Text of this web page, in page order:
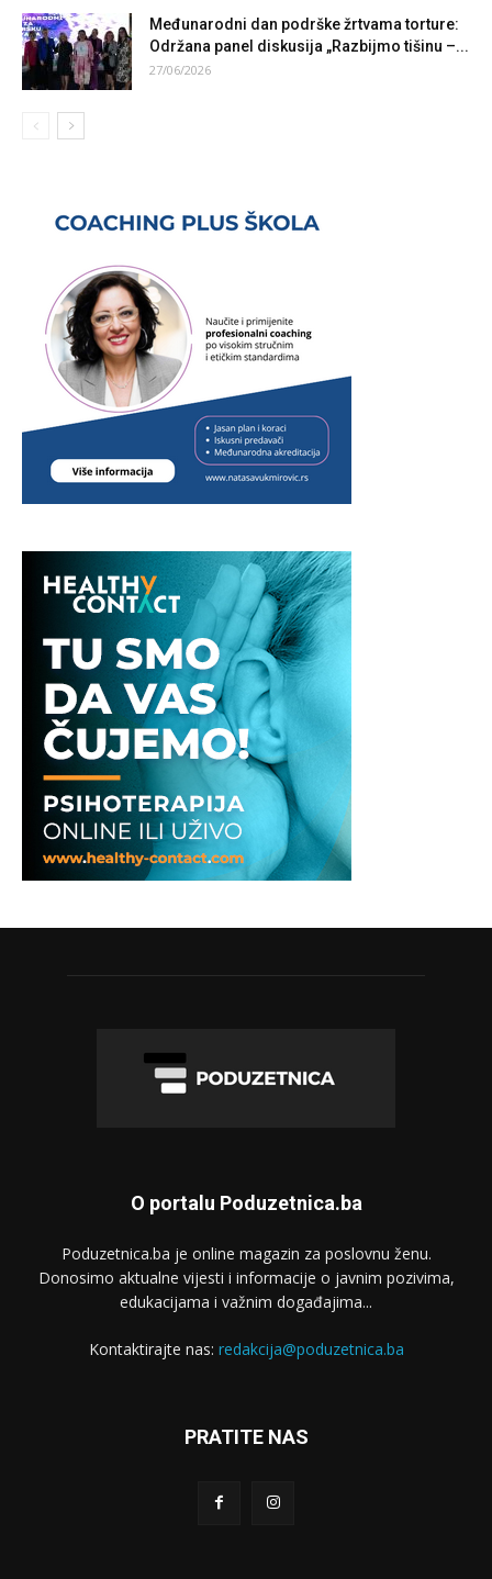
Međunarodni dan podrške žrtvama torture:
Održana panel diskusija „Razbijmo tišinu –...
27/06/2026
O portalu Poduzetnica.ba
Poduzetnica.ba je online magazin za poslovnu ženu.
Donosimo aktualne vijesti i informacije o javnim pozivima,
edukacijama i važnim događajima...
Kontaktirajte nas: redakcija@poduzetnica.ba
PRATITE NAS